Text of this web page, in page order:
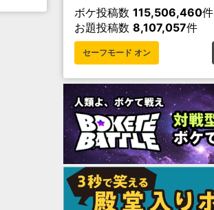
ボケ投稿数 115,506,460件
お題投稿数 8,107,057件
セーフモード オン